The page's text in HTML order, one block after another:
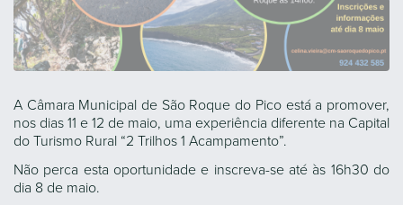
A Câmara Municipal de São Roque do Pico está a promover,
nos dias 11 e 12 de maio, uma experiência diferente na Capital
do Turismo Rural “2 Trilhos 1 Acampamento”.
Não perca esta oportunidade e inscreva-se até às 16h30 do
dia 8 de maio.